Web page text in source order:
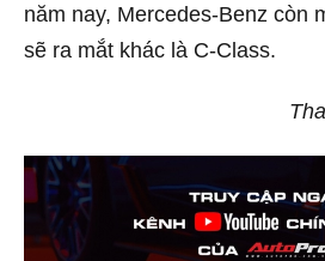
năm nay, Mercedes-Benz còn
sẽ ra mắt khác là C-Class.